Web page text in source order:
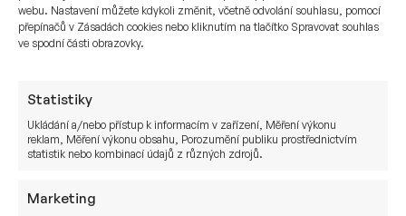
webu. Nastavení můžete kdykoli změnit, včetně odvolání souhlasu, pomocí
přepínačů v Zásadách cookies nebo kliknutím na tlačítko Spravovat souhlas
ve spodní části obrazovky.
Statistiky
Ukládání a/nebo přístup k informacím v zařízení, Měření výkonu
reklam, Měření výkonu obsahu, Porozumění publiku prostřednictvím
statistik nebo kombinací údajů z různých zdrojů.
Marketing
investorům nabídnout nad rámec našeho běžného
poradenství, jsou hlavními důvody, proč s námi
Pokud se chcete stát
disponujetedesítkamičistovkami milionů
korun, které dlouhodobě hodláte investovat,